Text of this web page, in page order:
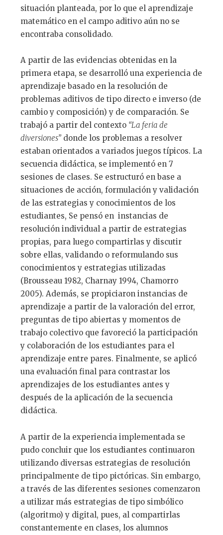
situación planteada, por lo que el aprendizaje
matemático en el campo aditivo aún no se
encontraba consolidado.
A partir de las evidencias obtenidas en la
primera etapa, se desarrolló una experiencia de
aprendizaje basado en la resolución de
problemas aditivos de tipo directo e inverso (de
cambio y composición) y de comparación. Se
trabajó a partir del contexto “La feria de
diversiones”donde los problemas a resolver
estaban orientados a variados juegos típicos. La
secuencia didáctica, se implementó en 7
sesiones de clases. Se estructuró en base a
situaciones de acción, formulación y validación
de las estrategias y conocimientos de los
estudiantes, Se pensó en instancias de
resolución individual a partir de estrategias
propias, para luego compartirlas y discutir
sobre ellas, validando o reformulando sus
conocimientos y estrategias utilizadas
(Brousseau 1982, Charnay 1994, Chamorro
2005). Además, se propiciaron instancias de
aprendizaje a partir de la valoración del error,
preguntas de tipo abiertas y momentos de
trabajo colectivo que favoreció la participación
y colaboración de los estudiantes para el
aprendizaje entre pares. Finalmente, se aplicó
una evaluación final para contrastar los
aprendizajes de los estudiantes antes y
después de la aplicación de la secuencia
didáctica.
A partir de la experiencia implementada se
pudo concluir que los estudiantes continuaron
utilizando diversas estrategias de resolución
principalmente de tipo pictóricas. Sin embargo,
a través de las diferentes sesiones comenzaron
a utilizar más estrategias de tipo simbólico
(algoritmo) y digital, pues, al compartirlas
constantemente en clases, los alumnos